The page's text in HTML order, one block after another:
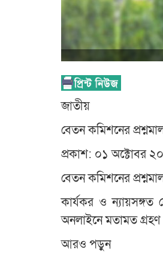
জাতীয়
বেতন কমিশনের
প্রকাশ: ০১ অক্টোবর
বেতন কমিশনের
কার্যকর ও
অনলাইনে মতামত গ্রহণ
আরও পড়ুন